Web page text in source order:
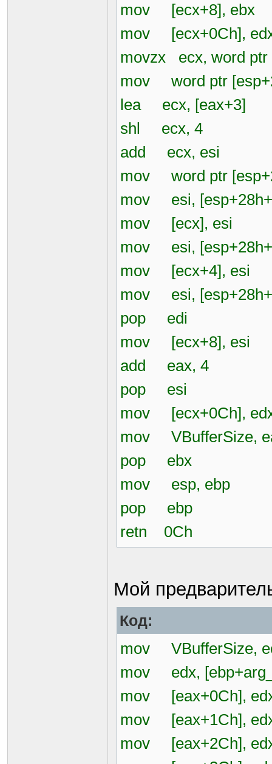
mov [ecx+8], ebx
mov [ecx+0Ch],
movzx ecx, word ptr
mov word ptr
lea ecx, [eax+3]
shl ecx, 4
add ecx, esi
mov word ptr
mov esi,
mov [ecx], esi
mov esi,
mov [ecx+4], esi
mov esi,
pop edi
mov [ecx+8], esi
add eax, 4
pop esi
mov [ecx+0Ch],
mov VBufferSize,
pop ebx
mov esp, ebp
pop ebp
retn 0Ch
Мой
Код:
mov VBufferSize,
mov edx,
mov [eax+0Ch],
mov [eax+1Ch],
mov [eax+2Ch],